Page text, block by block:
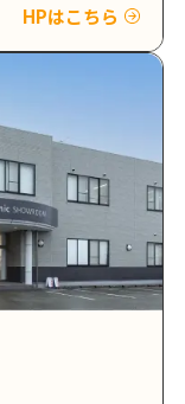
HPはこちら